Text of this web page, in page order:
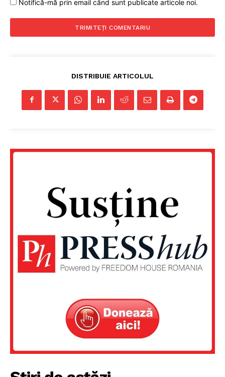
Notifică-mă prin email când sunt publicate articole noi.
DISTRIBUIE ARTICOLUL